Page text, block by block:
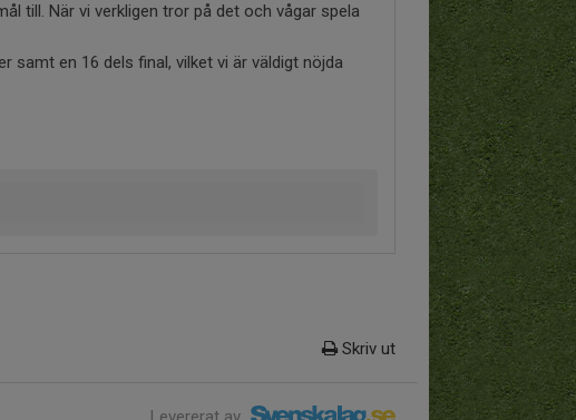
till. När vi verkligen tror på det och vågar spela
samt en 16 dels final, vilket vi är väldigt nöjda
Skriv ut